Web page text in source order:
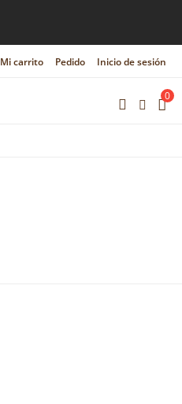
Mi carrito Pedido Inicio de sesión
0